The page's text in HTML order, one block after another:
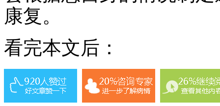
康复。
看完本文后：